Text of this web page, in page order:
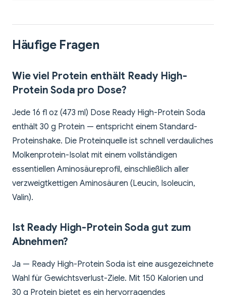
Häufige Fragen
Wie viel Protein enthält Ready High-
Protein Soda pro Dose?
Jede 16 fl oz (473 ml) Dose Ready High-Protein Soda
enthält 30 g Protein — entspricht einem Standard-
Proteinshake. Die Proteinquelle ist schnell verdauliches
Molkenprotein-Isolat mit einem vollständigen
essentiellen Aminosäureprofil, einschließlich aller
verzweigtkettigen Aminosäuren (Leucin, Isoleucin,
Valin).
Ist Ready High-Protein Soda gut zum
Abnehmen?
Ja — Ready High-Protein Soda ist eine ausgezeichnete
Wahl für Gewichtsverlust-Ziele. Mit 150 Kalorien und
30 g Protein bietet es ein hervorragendes